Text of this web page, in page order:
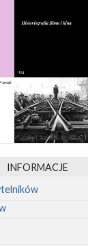
INFORMACJE